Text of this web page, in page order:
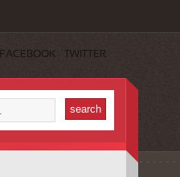
FACEBOOK TWITTER